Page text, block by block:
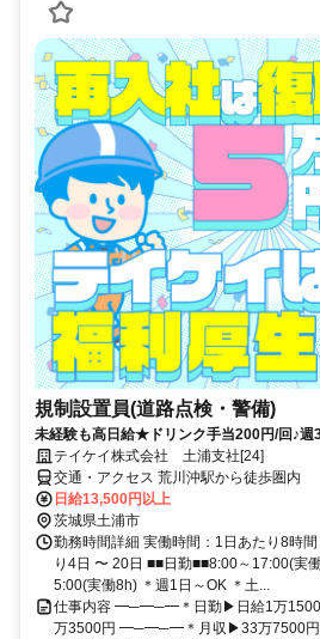
規制設置員(道路点検・警備)
未経験も高日給★ドリンク手当200円/回♪
テイケイ株式会社 土浦支社[24]
交通・アクセス 荒川沖駅から徒歩圏内
日給13,500円以上
茨城県土浦市
勤務時間詳細 実働時間：1日あたり8時
り4日 〜 20日 ■■日勤■■8:00～17:00(実
5:00(実働8h) ＊週1日～OK ＊土...
仕事内容 ━─━─━＊日勤▶日給1万1500
万3500円 ━─━─━＊月収▶33万7500